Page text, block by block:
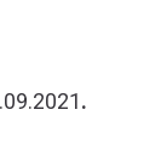
.